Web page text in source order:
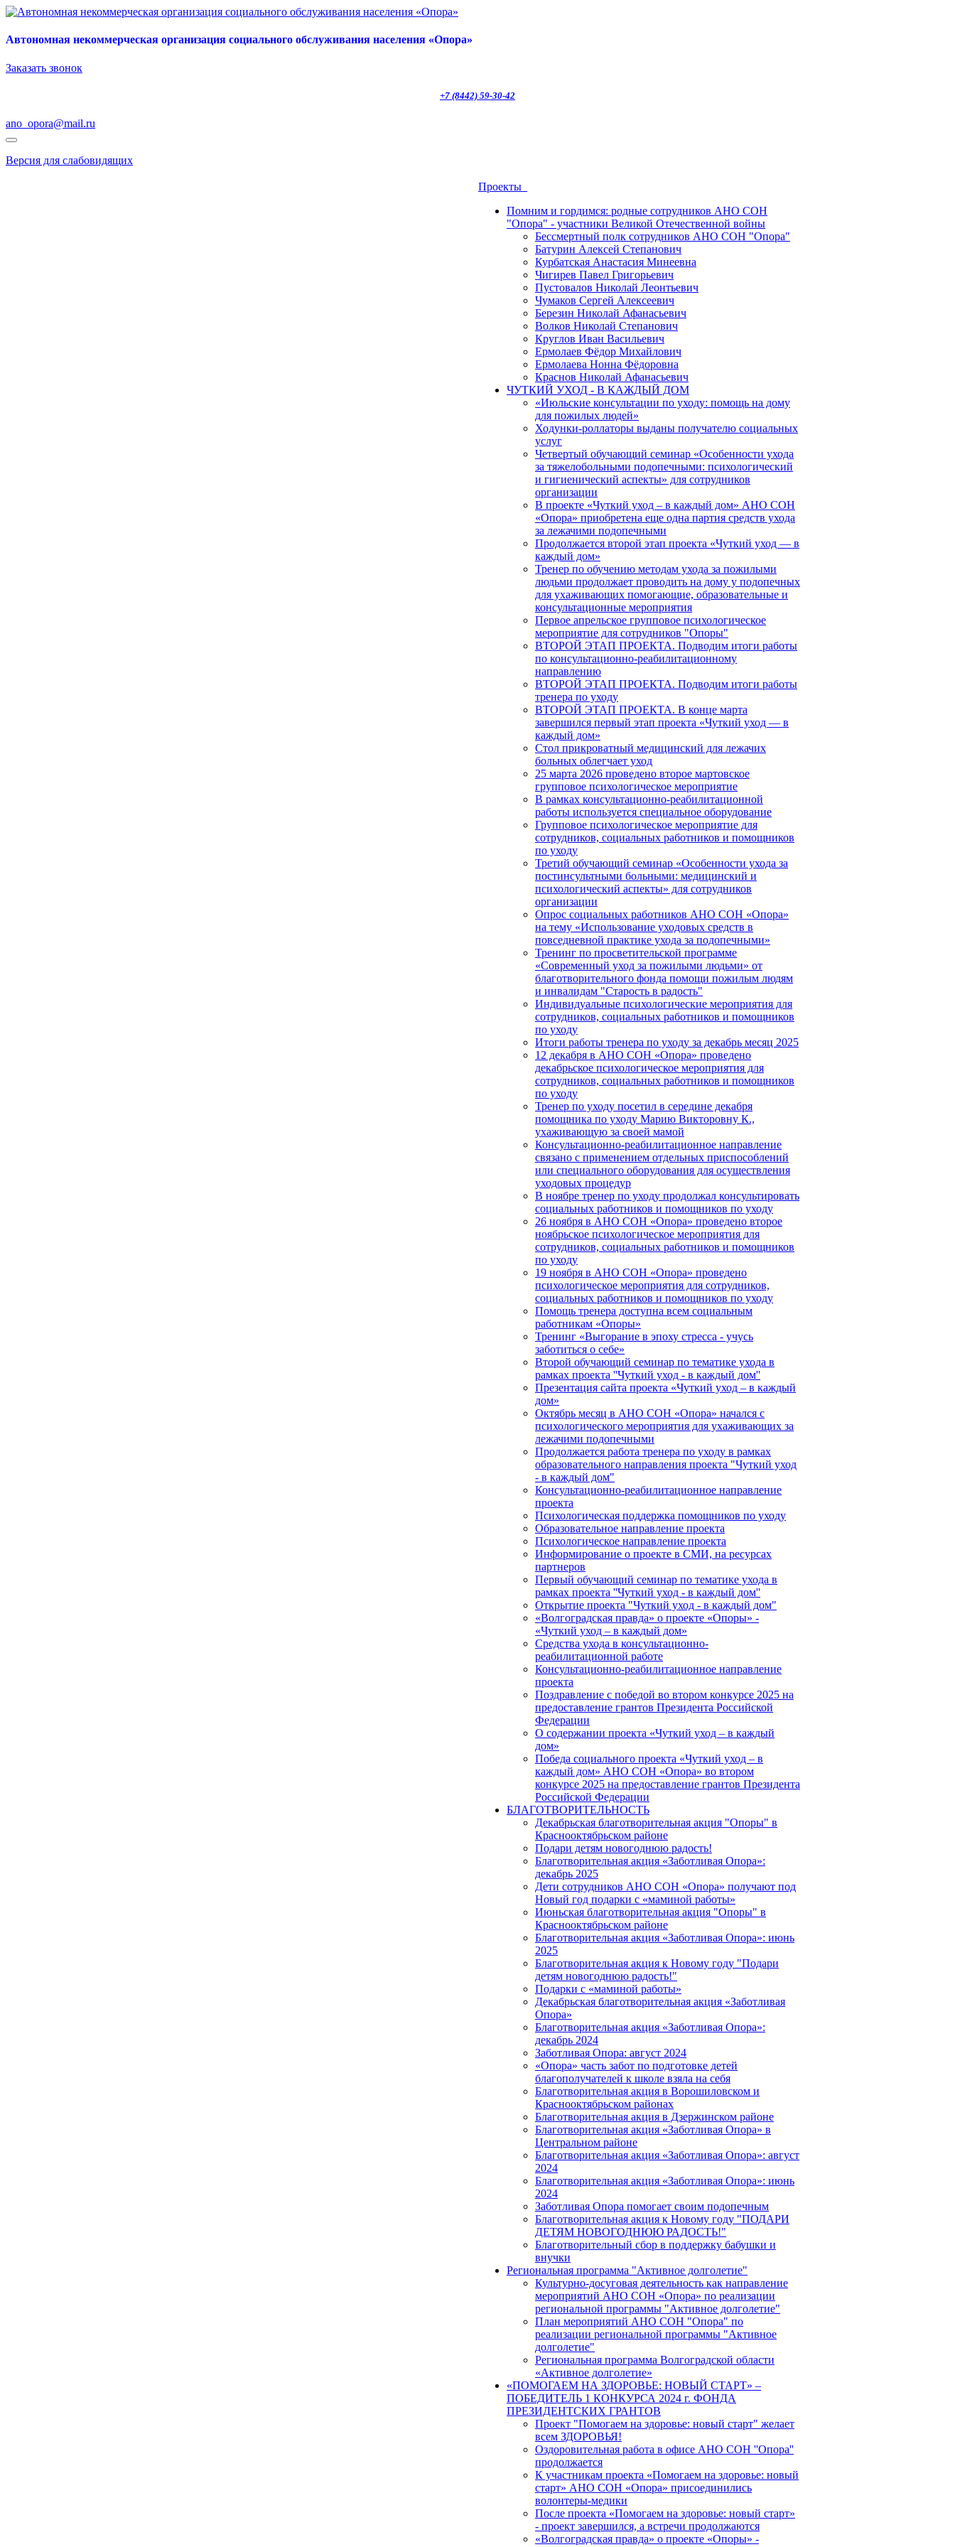
Автономная некоммерческая организация социального обслуживания населения «Опора»
Заказать звонок
+7 (8442) 59-30-42
ano_opora@mail.ru
Версия для слабовидящих
Проекты
Помним и гордимся: родные сотрудников АНО СОН
"Опора" - участники Великой Отечественной войны
Бессмертный полк сотрудников АНО СОН "Опора"
Батурин Алексей Степанович
Курбатская Анастасия Минеевна
Чигирев Павел Григорьевич
Пустовалов Николай Леонтьевич
Чумаков Сергей Алексеевич
Березин Николай Афанасьевич
Волков Николай Степанович
Круглов Иван Васильевич
Ермолаев Фёдор Михайлович
Ермолаева Нонна Фёдоровна
Краснов Николай Афанасьевич
ЧУТКИЙ УХОД - В КАЖДЫЙ ДОМ
«Июльские консультации по уходу: помощь на дому
для пожилых людей»
Ходунки-роллаторы выданы получателю социальных
услуг
Четвертый обучающий семинар «Особенности ухода
за тяжелобольными подопечными: психологический
и гигиенический аспекты» для сотрудников
организации
В проекте «Чуткий уход – в каждый дом» АНО СОН
«Опора» приобретена еще одна партия средств ухода
за лежачими подопечными
Продолжается второй этап проекта «Чуткий уход — в
каждый дом»
Тренер по обучению методам ухода за пожилыми
людьми продолжает проводить на дому у подопечных
для ухаживающих помогающие, образовательные и
консультационные мероприятия
Первое апрельское групповое психологическое
мероприятие для сотрудников "Опоры"
ВТОРОЙ ЭТАП ПРОЕКТА. Подводим итоги работы
по консультационно-реабилитационному
направлению
ВТОРОЙ ЭТАП ПРОЕКТА. Подводим итоги работы
тренера по уходу
ВТОРОЙ ЭТАП ПРОЕКТА. В конце марта
завершился первый этап проекта «Чуткий уход — в
каждый дом»
Стол прикроватный медицинский для лежачих
больных облегчает уход
25 марта 2026 проведено второе мартовское
групповое психологическое мероприятие
В рамках консультационно-реабилитационной
работы используется специальное оборудование
Групповое психологическое мероприятие для
сотрудников, социальных работников и помощников
по уходу
Третий обучающий семинар «Особенности ухода за
постинсультными больными: медицинский и
психологический аспекты» для сотрудников
организации
Опрос социальных работников АНО СОН «Опора»
на тему «Использование уходовых средств в
повседневной практике ухода за подопечными»
Тренинг по просветительской программе
«Современный уход за пожилыми людьми» от
благотворительного фонда помощи пожилым людям
и инвалидам "Старость в радость"
Индивидуальные психологические мероприятия для
сотрудников, социальных работников и помощников
по уходу
Итоги работы тренера по уходу за декабрь месяц 2025
12 декабря в АНО СОН «Опора» проведено
декабрьское психологическое мероприятия для
сотрудников, социальных работников и помощников
по уходу
Тренер по уходу посетил в середине декабря
помощника по уходу Марию Викторовну К.,
ухаживающую за своей мамой
Консультационно-реабилитационное направление
связано с применением отдельных приспособлений
или специального оборудования для осуществления
уходовых процедур
В ноябре тренер по уходу продолжал консультировать
социальных работников и помощников по уходу
26 ноября в АНО СОН «Опора» проведено второе
ноябрьское психологическое мероприятия для
сотрудников, социальных работников и помощников
по уходу
19 ноября в АНО СОН «Опора» проведено
психологическое мероприятия для сотрудников,
социальных работников и помощников по уходу
Помощь тренера доступна всем социальным
работникам «Опоры»
Тренинг «Выгорание в эпоху стресса - учусь
заботиться о себе»
Второй обучающий семинар по тематике ухода в
рамках проекта ''Чуткий уход - в каждый дом''
Презентация сайта проекта «Чуткий уход – в каждый
дом»
Октябрь месяц в АНО СОН «Опора» начался с
психологического мероприятия для ухаживающих за
лежачими подопечными
Продолжается работа тренера по уходу в рамках
образовательного направления проекта "Чуткий уход
- в каждый дом"
Консультационно-реабилитационное направление
проекта
Психологическая поддержка помощников по уходу
Образовательное направление проекта
Психологическое направление проекта
Информирование о проекте в СМИ, на ресурсах
партнеров
Первый обучающий семинар по тематике ухода в
рамках проекта ''Чуткий уход - в каждый дом''
Открытие проекта "Чуткий уход - в каждый дом"
«Волгоградская правда» о проекте «Опоры» -
«Чуткий уход – в каждый дом»
Средства ухода в консультационно-
реабилитационной работе
Консультационно-реабилитационное направление
проекта
Поздравление с победой во втором конкурсе 2025 на
предоставление грантов Президента Российской
Федерации
О содержании проекта «Чуткий уход – в каждый
дом»
Победа социального проекта «Чуткий уход – в
каждый дом» АНО СОН «Опора» во втором
конкурсе 2025 на предоставление грантов Президента
Российской Федерации
БЛАГОТВОРИТЕЛЬНОСТЬ
Декабрьская благотворительная акция "Опоры" в
Краснооктябрьском районе
Подари детям новогоднюю радость!
Благотворительная акция «Заботливая Опора»:
декабрь 2025
Дети сотрудников АНО СОН «Опора» получают под
Новый год подарки с «маминой работы»
Июньская благотворительная акция "Опоры" в
Краснооктябрьском районе
Благотворительная акция «Заботливая Опора»: июнь
2025
Благотворительная акция к Новому году "Подари
детям новогоднюю радость!"
Подарки с «маминой работы»
Декабрьская благотворительная акция «Заботливая
Опора»
Благотворительная акция «Заботливая Опора»:
декабрь 2024
Заботливая Опора: август 2024
«Опора» часть забот по подготовке детей
благополучателей к школе взяла на себя
Благотворительная акция в Ворошиловском и
Краснооктябрьском районах
Благотворительная акция в Дзержинском районе
Благотворительная акция «Заботливая Опора» в
Центральном районе
Благотворительная акция «Заботливая Опора»: август
2024
Благотворительная акция «Заботливая Опора»: июнь
2024
Заботливая Опора помогает своим подопечным
Благотворительная акция к Новому году "ПОДАРИ
ДЕТЯМ НОВОГОДНЮЮ РАДОСТЬ!"
Благотворительный сбор в поддержку бабушки и
внучки
Региональная программа "Активное долголетие"
Культурно-досуговая деятельность как направление
мероприятий АНО СОН «Опора» по реализации
региональной программы "Активное долголетие"
План мероприятий АНО СОН "Опора" по
реализации региональной программы "Активное
долголетие"
Региональная программа Волгоградской области
«Активное долголетие»
«ПОМОГАЕМ НА ЗДОРОВЬЕ: НОВЫЙ СТАРТ» –
ПОБЕДИТЕЛЬ 1 КОНКУРСА 2024 г. ФОНДА
ПРЕЗИДЕНТСКИХ ГРАНТОВ
Проект "Помогаем на здоровье: новый старт" желает
всем ЗДОРОВЬЯ!
Оздоровительная работа в офисе АНО СОН ''Опора''
продолжается
К участникам проекта «Помогаем на здоровье: новый
старт» АНО СОН «Опора» присоединились
волонтеры-медики
После проекта «Помогаем на здоровье: новый старт»
- проект завершился, а встречи продолжаются
«Волгоградская правда» о проекте «Опоры» -